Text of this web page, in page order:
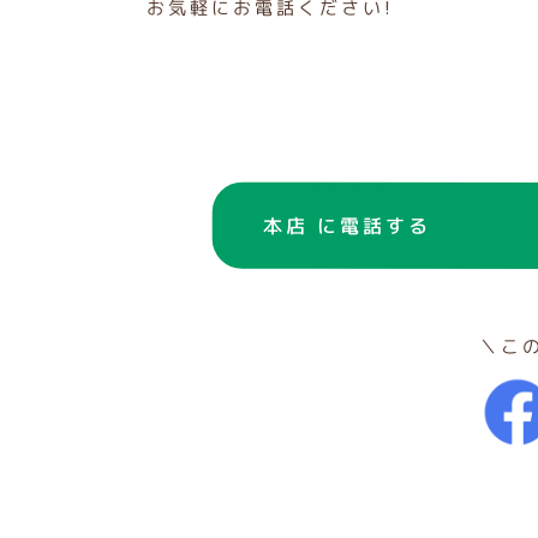
お気軽にお電話ください!
本店 に電話する
＼こ